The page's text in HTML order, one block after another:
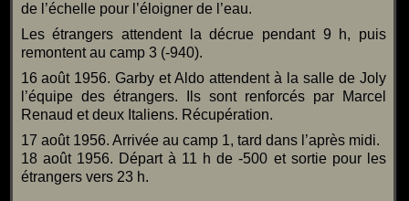
de l’échelle pour l’éloigner de l’eau.
Les étrangers attendent la décrue pendant 9 h, puis
remontent au camp 3 (-940).
16 août 1956. Garby et Aldo attendent à la salle de Joly
l’équipe des étrangers. Ils sont renforcés par Marcel
Renaud et deux Italiens. Récupération.
17 août 1956. Arrivée au camp 1, tard dans l’après midi.
18 août 1956. Départ à 11 h de -500 et sortie pour les
étrangers vers 23 h.